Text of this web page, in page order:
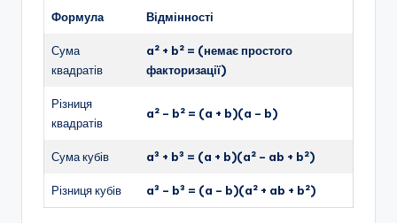
Формула Відмінності
Сума
квадратів
a² + b² = (немає простого
факторизації)
Різниця
квадратів
a² – b² = (a + b)(a – b)
Сума кубів a³ + b³ = (a + b)(a² – ab + b²)
Різниця кубів a³ – b³ = (a – b)(a² + ab + b²)